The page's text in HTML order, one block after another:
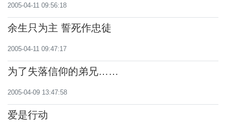
2005-04-11 09:56:18
余生只为主 誓死作忠徒
2005-04-11 09:47:17
为了失落信仰的弟兄……
2005-04-09 13:47:58
爱是行动